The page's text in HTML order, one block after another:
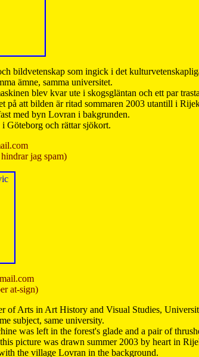
bildvetenskap som ingick i det
ämne, samma universitet.
blev kvar ute i skogsgläntan och ett par
att bilden är ritad sommaren 2003 utantill i
med byn Lovran i bakgrunden.
Göteborg och rättar sjökort.
jag spam)
at-sign)
of Arts in Art History and Visual Studies,
subject, same university.
was left in the forest's glade and a pair of
picture was drawn summer 2003 by heart in
the village Lovran in the background.